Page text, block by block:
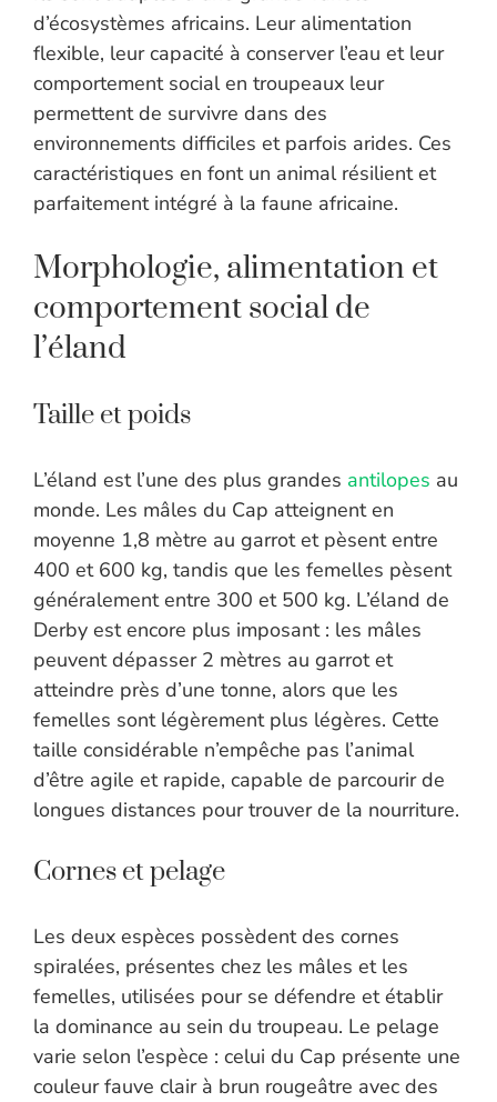
d’écosystèmes africains. Leur alimentation
flexible, leur capacité à conserver l’eau et leur
comportement social en troupeaux leur
permettent de survivre dans des
environnements difficiles et parfois arides. Ces
caractéristiques en font un animal résilient et
parfaitement intégré à la faune africaine.
Morphologie, alimentation et
comportement social de
l’éland
Taille et poids
L’éland est l’une des plus grandes antilopes au
monde. Les mâles du Cap atteignent en
moyenne 1,8 mètre au garrot et pèsent entre
400 et 600 kg, tandis que les femelles pèsent
généralement entre 300 et 500 kg. L’éland de
Derby est encore plus imposant : les mâles
peuvent dépasser 2 mètres au garrot et
atteindre près d’une tonne, alors que les
femelles sont légèrement plus légères. Cette
taille considérable n’empêche pas l’animal
d’être agile et rapide, capable de parcourir de
longues distances pour trouver de la nourriture.
Cornes et pelage
Les deux espèces possèdent des cornes
spiralées, présentes chez les mâles et les
femelles, utilisées pour se défendre et établir
la dominance au sein du troupeau. Le pelage
varie selon l’espèce : celui du Cap présente une
couleur fauve clair à brun rougeâtre avec des